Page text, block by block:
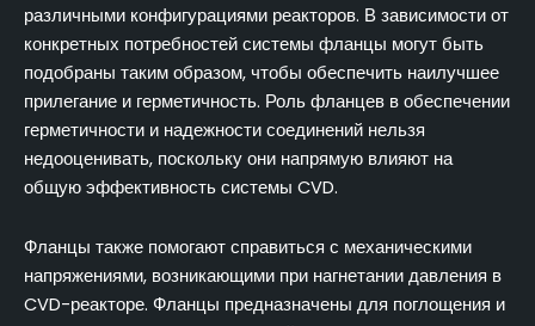
различными конфигурациями реакторов. В зависимости от
конкретных потребностей системы фланцы могут быть
подобраны таким образом, чтобы обеспечить наилучшее
прилегание и герметичность. Роль фланцев в обеспечении
герметичности и надежности соединений нельзя
недооценивать, поскольку они напрямую влияют на
общую эффективность системы CVD.
Фланцы также помогают справиться с механическими
напряжениями, возникающими при нагнетании давления в
CVD-реакторе. Фланцы предназначены для поглощения и